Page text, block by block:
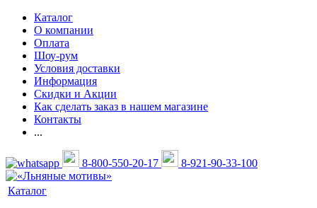
Каталог
О компании
Оплата
Шоу-рум
Условия доставки
Информация
Скидки и Акции
Как сделать заказ в нашем магазине
Контакты
...
8-800-550-20-17 8-921-90-33-100
Каталог